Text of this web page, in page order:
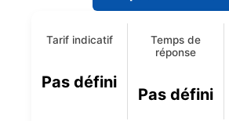
Tarif indicatif
Pas défini
Temps de
réponse
Pas défini